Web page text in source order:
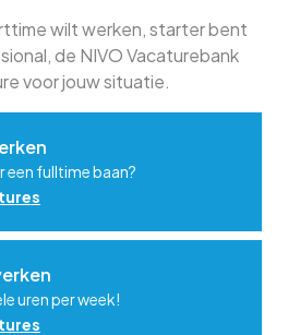
wilt werken, starter bent
de NIVO Vacaturebank
voor jouw situatie.
een fulltime baan?
uren per week!